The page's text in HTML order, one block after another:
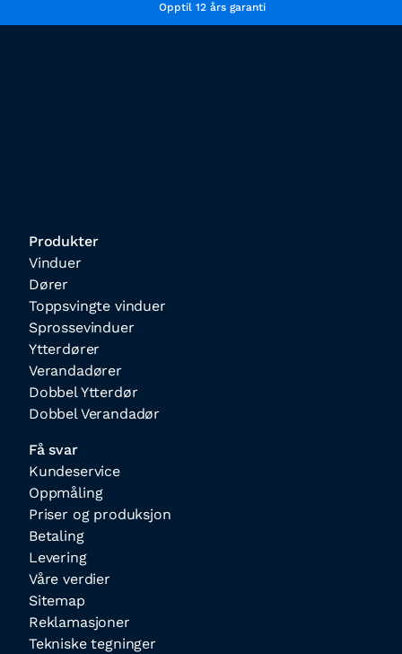
Opptil 12 års garanti
Produkter
Vinduer
Dører
Toppsvingte vinduer
Sprossevinduer
Ytterdører
Verandadører
Dobbel Ytterdør
Dobbel Verandadør
Få svar
Kundeservice
Oppmåling
Priser og produksjon
Betaling
Levering
Våre verdier
Sitemap
Reklamasjoner
Tekniske tegninger